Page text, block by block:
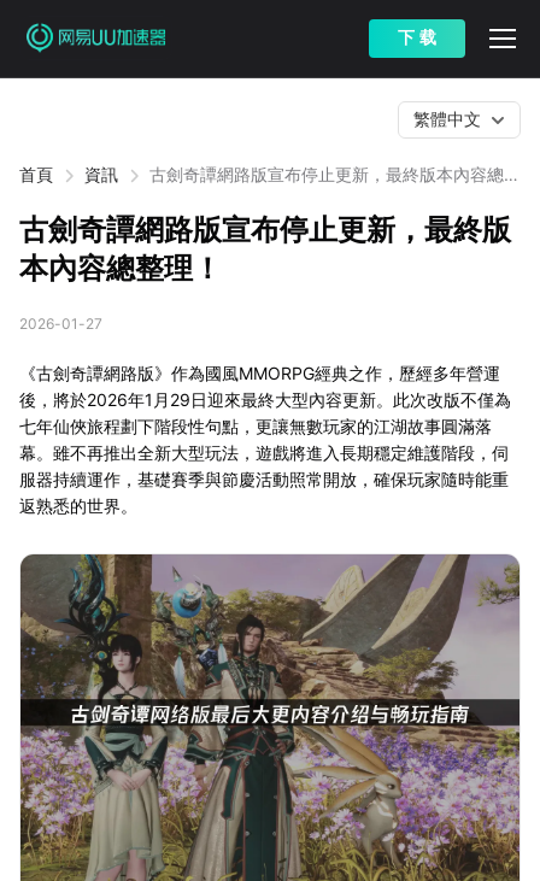
下 载
首頁 資訊
古劍奇譚網路版宣布停止更新，最終版本內容總整
繁體中文
古劍奇譚網路版宣布停止更新，最終版
本內容總整理！
2026-01-27
《古劍奇譚網路版》作為國風MMORPG經典之作，歷經多年營運
後，將於2026年1月29日迎來最終大型內容更新。此次改版不僅為
七年仙俠旅程劃下階段性句點，更讓無數玩家的江湖故事圓滿落
幕。雖不再推出全新大型玩法，遊戲將進入長期穩定維護階段，伺
服器持續運作，基礎賽季與節慶活動照常開放，確保玩家隨時能重
返熟悉的世界。